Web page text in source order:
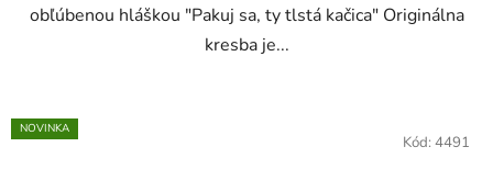
obľúbenou hláškou "Pakuj sa, ty tlstá kačica" Originálna
kresba je...
NOVINKA
Kód: 4491